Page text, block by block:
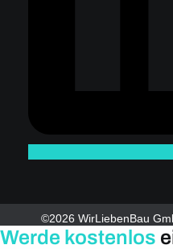
©2026 WirLiebenBau
Werde kostenlos